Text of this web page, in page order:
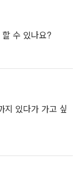
수 있나요?
지 있다가 가고 싶